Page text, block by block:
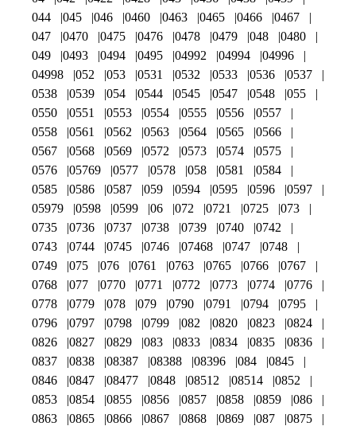
044
045 046 0460 0463 0465 0466
0467
047
0470 0475 0476 0478 0479 048
0480
049
0493 0494 0495 04992 04994
04996
04998
052 053 0531 0532 0533 0536
0537
0538
0539 054 0544 0545 0547 0548
055
0550
0551 0553 0554 0555 0556
0557
0558
0561 0562 0563 0564 0565
0566
0567
0568 0569 0572 0573 0574
0575
0576
05769 0577 0578 058 0581
0584
0585
0586 0587 059 0594 0595 0596
0597
05979
0598 0599 06 072 0721 0725
073
0735
0736 0737 0738 0739 0740
0742
0743
0744 0745 0746 07468 0747
0748
0749
075 076 0761 0763 0765 0766
0767
0768
077 0770 0771 0772 0773 0774
0776
0778
0779 078 079 0790 0791 0794
0795
0796
0797 0798 0799 082 0820 0823
0824
0826
0827 0829 083 0833 0834 0835
0836
0837
0838 08387 08388 08396 084
0845
0846
0847 08477 0848 08512 08514
0852
0853
0854 0855 0856 0857 0858 0859
086
0863
0865 0866 0867 0868 0869 087
0875